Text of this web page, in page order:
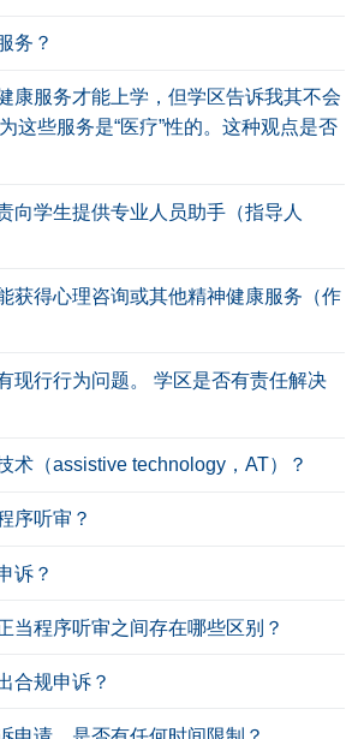
务？
康服务才能上学，但学区告诉我其不会
这些服务是“医疗”性的。这种观点是否
向学生提供专业人员助手（指导人
获得心理咨询或其他精神健康服务（作
现行行为问题。 学区是否有责任解决
术（assistive technology，AT）？
序听审？
诉？
当程序听审之间存在哪些区别？
合规申诉？